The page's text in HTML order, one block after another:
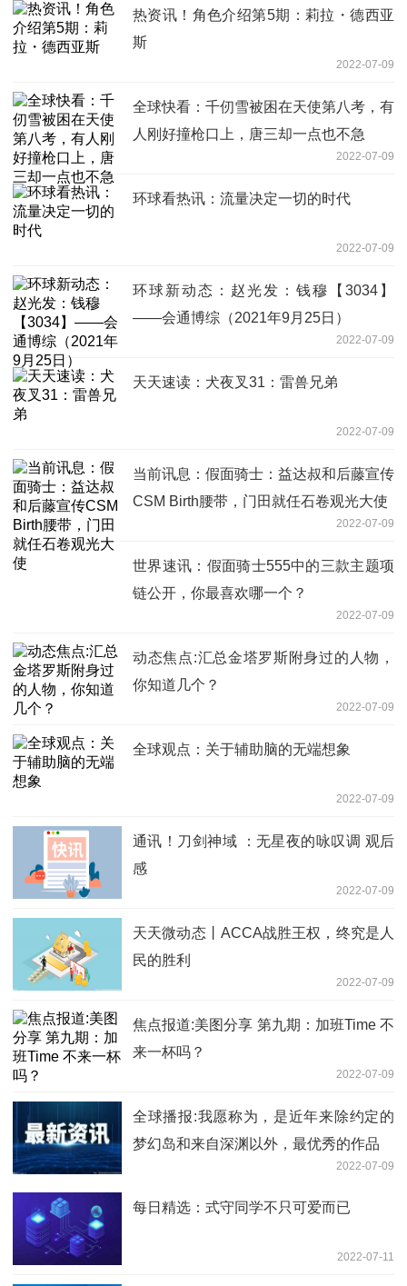
热资讯！角色介绍第5期：莉拉・德西亚
斯
2022-07-09
全球快看：千仞雪被困在天使第八考，有
人刚好撞枪口上，唐三却一点也不急
2022-07-09
环球看热讯：流量决定一切的时代
2022-07-09
环球新动态：赵光发：钱穆【3034】
——会通博综（2021年9月25日）
2022-07-09
天天速读：犬夜叉31：雷兽兄弟
2022-07-09
当前讯息：假面骑士：益达叔和后藤宣传
CSM Birth腰带，门田就任石卷观光大使
2022-07-09
世界速讯：假面骑士555中的三款主题项
链公开，你最喜欢哪一个？
2022-07-09
动态焦点:汇总金塔罗斯附身过的人物，
你知道几个？
2022-07-09
全球观点：关于辅助脑的无端想象
2022-07-09
通讯！刀剑神域 ：无星夜的咏叹调 观后
感
2022-07-09
天天微动态丨ACCA战胜王权，终究是人
民的胜利
2022-07-09
焦点报道:美图分享 第九期：加班Time 不
来一杯吗？
2022-07-09
全球播报:我愿称为，是近年来除约定的
梦幻岛和来自深渊以外，最优秀的作品
2022-07-09
每日精选：式守同学不只可爱而已
2022-07-11